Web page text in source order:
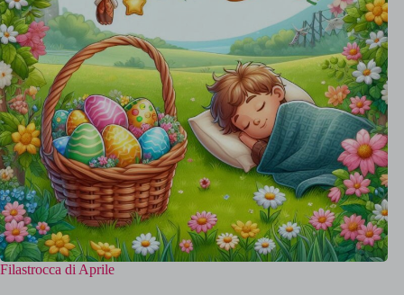
Filastrocca di Aprile